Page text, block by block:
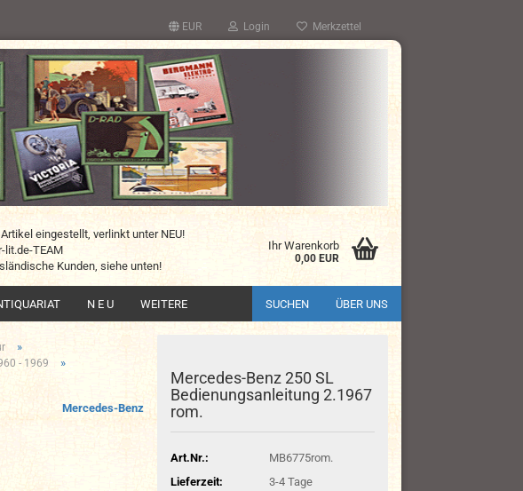
EUR Login Merkzettel
eingestellt, verlinkt unter NEU!
lit.de-TEAM
Kunden, siehe unten!
Ihr Warenkorb
0,00 EUR
N E U SUCHEN ÜBER UNS
WEITERE
»
- 1969 »
Mercedes-Benz
Mercedes-Benz 250 SL
Bedienungsanleitung 2.1967
rom.
Art.Nr.:
MB6775rom.
Lieferzeit:
3-4 Tage